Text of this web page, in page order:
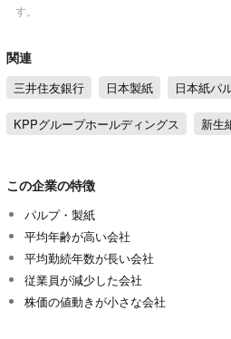
す。
関連
三井住友銀行 日本製紙 日本紙パ
KPPグループホールディングス 新生
この企業の特徴
パルプ・製紙
平均年齢が高い会社
平均勤続年数が長い会社
従業員が減少した会社
株価の値動きが小さな会社